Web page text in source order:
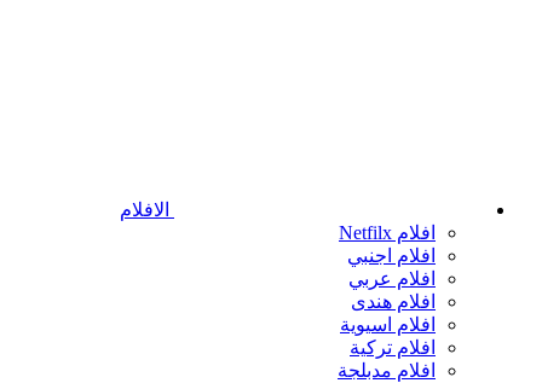
الافلام
افلام Netfilx
افلام اجنبي
افلام عربي
افلام هندى
افلام اسيوية
افلام تركية
افلام مدبلجة